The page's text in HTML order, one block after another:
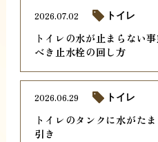
トイレの水が止まらない
べき止水栓の回し方
2026.07.02 トイレ
トイレのタンクに水がた
引き
2026.06.29 トイレ